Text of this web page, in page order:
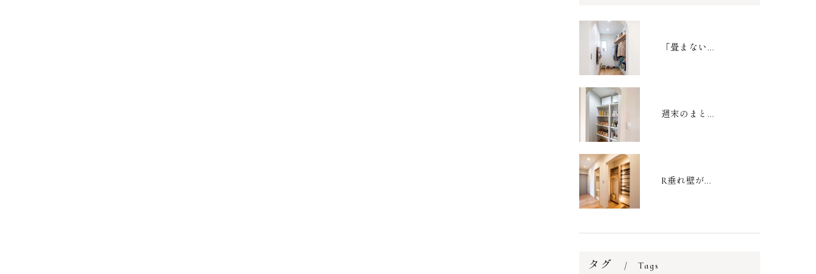
「畳まない収納」で家事を劇的時短！家族の衣類がまるごと収まるファミリークローゼット
週末のまとめ買いもスッキリ収まる大容量パントリー
R垂れ壁がおしゃれなシューズクローク
タグ Tags